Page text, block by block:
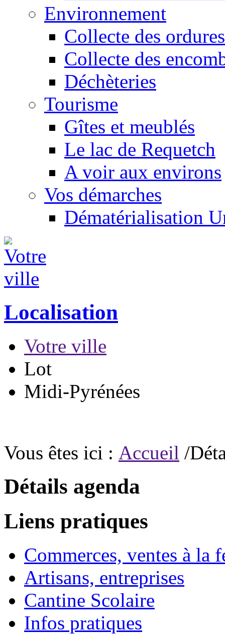
Environnement
Collecte des ordures
Collecte des
Déchèteries
Tourisme
Gîtes et meublés
Le lac de Requetch
A voir aux environs
Vos démarches
Dématérialisation
Localisation
Votre ville
Lot
Midi-Pyrénées
Vous êtes ici : Accueil /
Détails agenda
Liens pratiques
Commerces, ventes à la
Artisans, entreprises
Cantine Scolaire
Infos pratiques